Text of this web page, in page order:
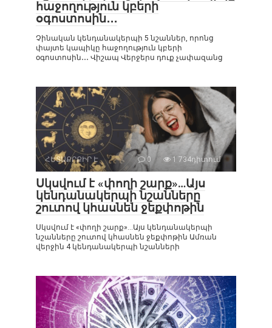
հաջողություն կբերի
օգոստոսին․․․
Չինական կենդանակերպի 5 նշաններ, որոնց
փայտե կապիկը հաջողություն կբերի
օգոստոսին․․․ Վիշապ Վերջերս դուք չափազանց
ՀԵՏԱՔՐՔԻՐ Է 0 1 734դիտում
Սկսվում է «փողի շարք»…Այս
կենդանակերպի նշանները
շուտով կհասնեն ջեքփոթին
Սկսվում է «փողի շարք»…Այս կենդանակերպի
նշանները շուտով կհասնեն ջեքփոթին Ամռան
վերջին 4 կենդանակերպի նշանների